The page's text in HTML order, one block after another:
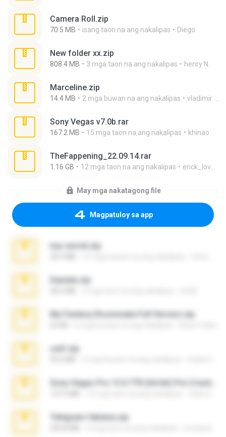
Camera Roll.zip
70.5 MB isang taon na ang nakalipas Diego
New folder xx.zip
808.4 MB 3 mga taon na ang nakalipas henry N.
Marceline.zip
14.4 MB 2 mga buwan na ang nakalipas vladimir M.
Sony Vegas v7.0b.rar
167.2 MB 15 mga taon na ang nakalipas khinao
TheFappening_22.09.14.rar
1.16 GB 12 mga taon na ang nakalipas erick_lover4
May mga nakatagong file
Magpatuloy sa app
top secret.zip
Daniela.zip
My Femboy Roommate Full Version.zip
ouh!.zip
Telegram fabiana.zip